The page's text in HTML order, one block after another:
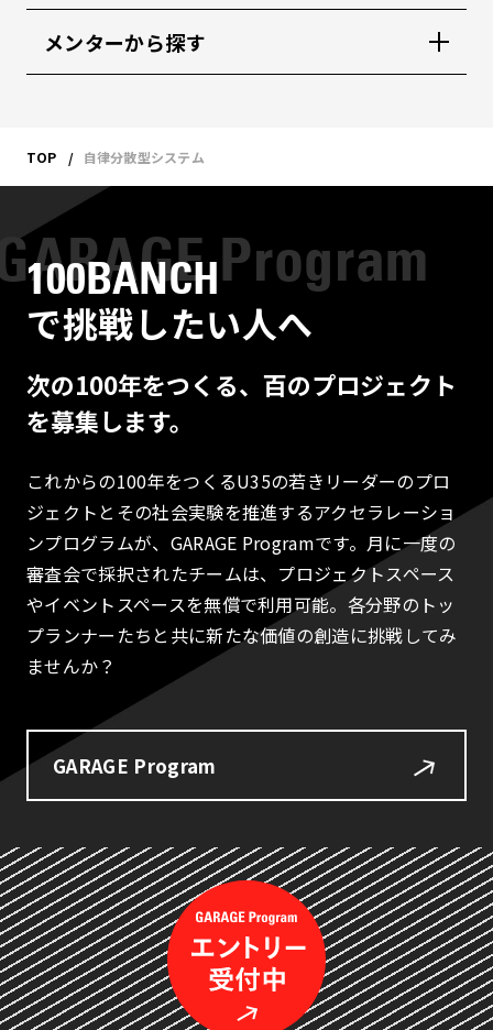
メンターから探す
TOP 自律分散型システム
100BANCH
で挑戦したい人へ
次の100年をつくる、百のプロジェクト
を募集します。
これからの100年をつくるU35の若きリーダーのプロ
ジェクトとその社会実験を推進するアクセラレーショ
ンプログラムが、GARAGE Programです。月に一度の
審査会で採択されたチームは、プロジェクトスペース
やイベントスペースを無償で利用可能。各分野のトッ
プランナーたちと共に新たな価値の創造に挑戦してみ
ませんか？
GARAGE Program